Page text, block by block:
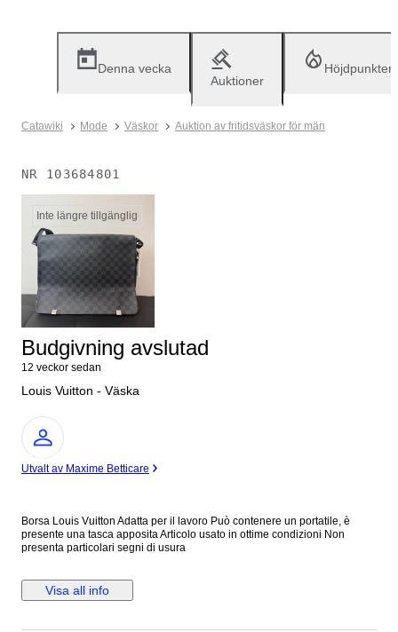
Denna vecka
Auktioner
Höjdpunkter
Catawiki Mode Väskor Auktion av fritidsväskor för män
NR 103684801
Inte längre tillgänglig
Budgivning avslutad
12 veckor sedan
Louis Vuitton - Väska
Expert
Utvalt av Maxime Betticare
Borsa Louis Vuitton Adatta per il lavoro Può contenere un portatile, è
presente una tasca apposita Articolo usato in ottime condizioni Non
presenta particolari segni di usura
Visa all info